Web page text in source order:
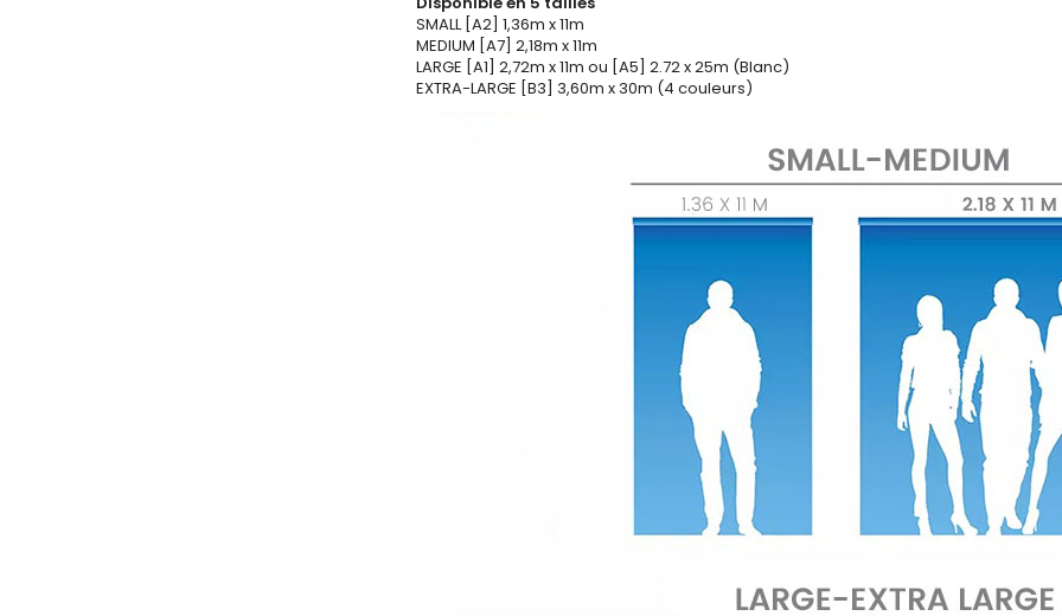
SMALL [A2] 1,36m x 11m
MEDIUM [A7] 2,18m x 11m
LARGE [A1] 2,72m x 11m ou [A5] 2.72 x 25m (Blanc)
EXTRA-LARGE [B3] 3,60m x 30m (4 couleurs)